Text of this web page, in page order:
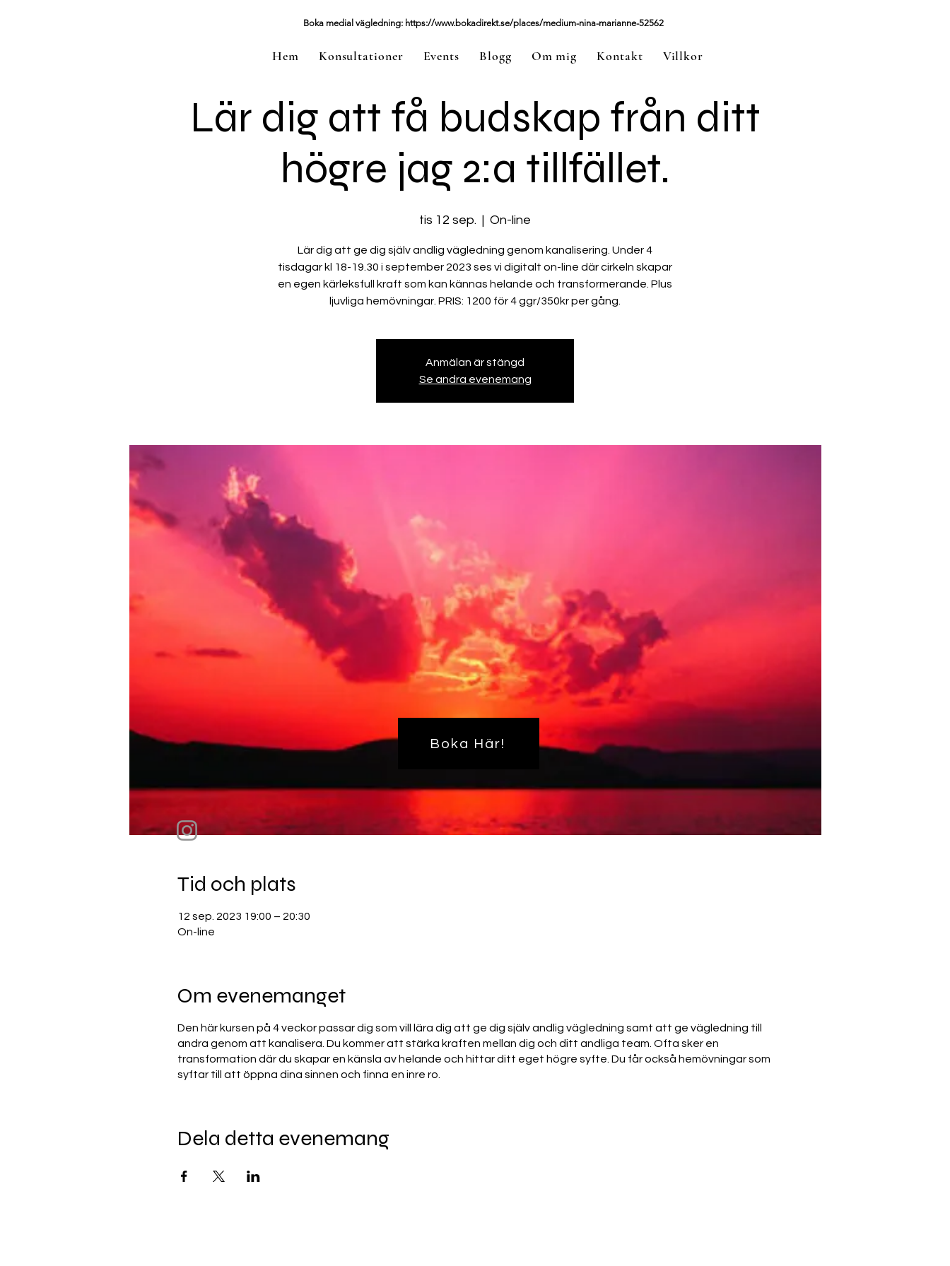
Boka medial vägledning: https://www.bokadirekt.se/places/medium-nina-marianne-52562
Lär dig att få budskap från ditt
högre jag 2:a tillfället.
tis 12 sep.
  |
On-line
Lär dig att ge dig själv andlig vägledning genom kanalisering. Under 4
tisdagar kl 18-19.30 i september 2023 ses vi digitalt on-line där cirkeln skapar
en egen kärleksfull kraft som kan kännas helande och transformerande. Plus
ljuvliga hemövningar. PRIS: 1200 för 4 ggr/350kr per gång.
Anmälan är stängd
Se andra evenemang
Tid och plats
12 sep. 2023 19:00 – 20:30
On-line
Om evenemanget
Den här kursen på 4 veckor passar dig som vill lära dig att ge dig själv andlig vägledning samt att ge vägledning till
andra genom att kanalisera. Du kommer att stärka kraften mellan dig och ditt andliga team. Ofta sker en
transformation där du skapar en känsla av helande och hittar ditt eget högre syfte. Du får också hemövningar som
syftar till att öppna dina sinnen och finna en inre ro.
Dela detta evenemang
Boka Här!
Hem Konsultationer Events Blogg Om mig Kontakt Villkor